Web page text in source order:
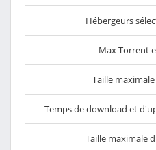
Hébergeurs
Max Torrent
Taille
Temps de download et
Taille maximale